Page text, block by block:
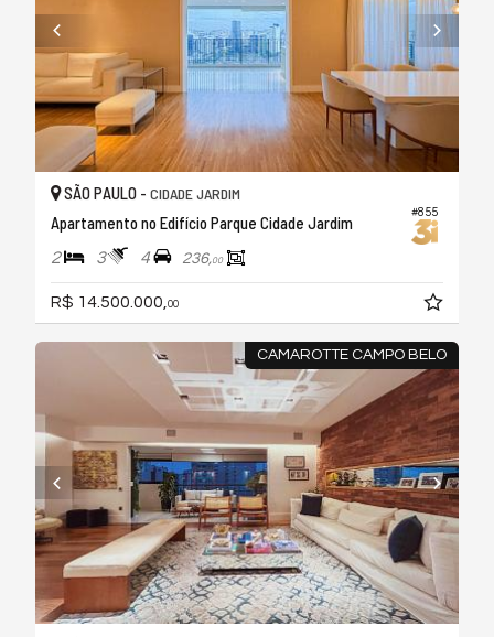
#855
SÃO PAULO - CIDADE JARDIM
Apartamento no Edifício Parque Cidade Jardim
2 3 4 236,00
R$ 14.500.000,00
CAMAROTTE CAMPO BELO